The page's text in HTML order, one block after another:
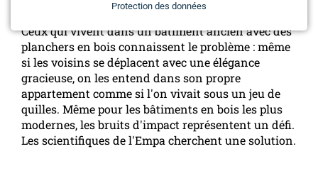
Ceux qui vivent dans un bâtiment ancien avec des
planchers en bois connaissent le problème : même
si les voisins se déplacent avec une élégance
gracieuse, on les entend dans son propre
appartement comme si l'on vivait sous un jeu de
quilles. Même pour les bâtiments en bois les plus
modernes, les bruits d'impact représentent un défi.
Les scientifiques de l'Empa cherchent une solution.
Protection des données